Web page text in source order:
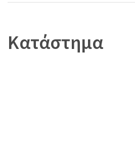
Κατάστημα